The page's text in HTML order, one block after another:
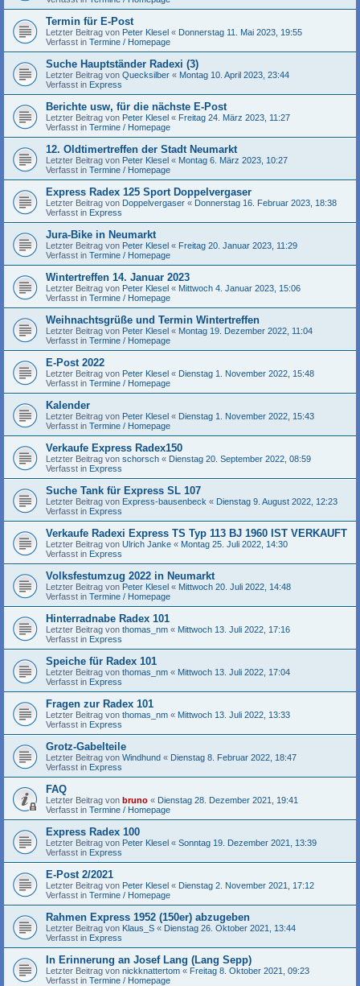
Termin für E-Post
Letzter Beitrag von Peter Klesel « Donnerstag 11. Mai 2023, 19:55
Verfasst in Termine / Homepage
Suche Hauptständer Radexi (3)
Letzter Beitrag von Quecksilber « Montag 10. April 2023, 23:44
Verfasst in Express
Berichte usw, für die nächste E-Post
Letzter Beitrag von Peter Klesel « Freitag 24. März 2023, 11:27
Verfasst in Termine / Homepage
12. Oldtimertreffen der Stadt Neumarkt
Letzter Beitrag von Peter Klesel « Montag 6. März 2023, 10:27
Verfasst in Termine / Homepage
Express Radex 125 Sport Doppelvergaser
Letzter Beitrag von Doppelvergaser « Donnerstag 16. Februar 2023, 18:38
Verfasst in Express
Jura-Bike in Neumarkt
Letzter Beitrag von Peter Klesel « Freitag 20. Januar 2023, 11:29
Verfasst in Termine / Homepage
Wintertreffen 14. Januar 2023
Letzter Beitrag von Peter Klesel « Mittwoch 4. Januar 2023, 15:06
Verfasst in Termine / Homepage
Weihnachtsgrüße und Termin Wintertreffen
Letzter Beitrag von Peter Klesel « Montag 19. Dezember 2022, 11:04
Verfasst in Termine / Homepage
E-Post 2022
Letzter Beitrag von Peter Klesel « Dienstag 1. November 2022, 15:48
Verfasst in Termine / Homepage
Kalender
Letzter Beitrag von Peter Klesel « Dienstag 1. November 2022, 15:43
Verfasst in Termine / Homepage
Verkaufe Express Radex150
Letzter Beitrag von schorsch « Dienstag 20. September 2022, 08:59
Verfasst in Express
Suche Tank für Express SL 107
Letzter Beitrag von Express-bausenbeck « Dienstag 9. August 2022, 12:23
Verfasst in Express
Verkaufe Radexi Express TS Typ 113 BJ 1960 IST VERKAUFT
Letzter Beitrag von Ulrich Janke « Montag 25. Juli 2022, 14:30
Verfasst in Express
Volksfestumzug 2022 in Neumarkt
Letzter Beitrag von Peter Klesel « Mittwoch 20. Juli 2022, 14:48
Verfasst in Termine / Homepage
Hinterradnabe Radex 101
Letzter Beitrag von thomas_nm « Mittwoch 13. Juli 2022, 17:16
Verfasst in Express
Speiche für Radex 101
Letzter Beitrag von thomas_nm « Mittwoch 13. Juli 2022, 17:04
Verfasst in Express
Fragen zur Radex 101
Letzter Beitrag von thomas_nm « Mittwoch 13. Juli 2022, 13:33
Verfasst in Express
Grotz-Gabelteile
Letzter Beitrag von Windhund « Dienstag 8. Februar 2022, 18:47
Verfasst in Express
FAQ
Letzter Beitrag von bruno « Dienstag 28. Dezember 2021, 19:41
Verfasst in Termine / Homepage
Express Radex 100
Letzter Beitrag von Peter Klesel « Sonntag 19. Dezember 2021, 13:39
Verfasst in Express
E-Post 2/2021
Letzter Beitrag von Peter Klesel « Dienstag 2. November 2021, 17:12
Verfasst in Termine / Homepage
Rahmen Express 1952 (150er) abzugeben
Letzter Beitrag von Klaus_S « Dienstag 26. Oktober 2021, 13:44
Verfasst in Express
In Erinnerung an Josef Lang (Lang Sepp)
Letzter Beitrag von nickknattertom « Freitag 8. Oktober 2021, 09:23
Verfasst in Termine / Homepage